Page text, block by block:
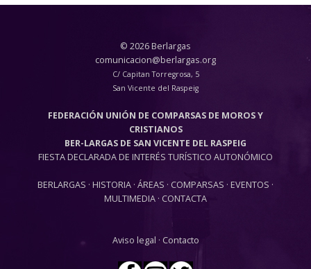
© 2026 Berlargas
comunicacion@berlargas.org
C/ Capitan Torregrosa, 5
San Vicente del Raspeig
FEDERACIÓN UNIÓN DE COMPARSAS DE MOROS Y
CRISTIANOS
BER-LARGAS DE SAN VICENTE DEL RASPEIG
FIESTA DECLARADA DE INTERÉS TURÍSTICO AUTONÓMICO
BERLARGAS · HISTORIA · ÁREAS · COMPARSAS · EVENTOS ·
MULTIMEDIA · CONTACTA
Aviso legal · Contacto